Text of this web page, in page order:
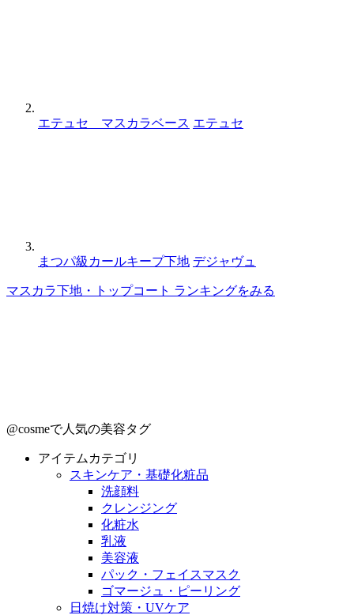
エテュセ マスカラベース エテュセ
まつパ級カールキープ下地 デジャヴュ
マスカラ下地・トップコート ランキングをみる
@cosmeで人気の美容タグ
アイテムカテゴリ
スキンケア・基礎化粧品
洗顔料
クレンジング
化粧水
乳液
美容液
パック・フェイスマスク
ゴマージュ・ピーリング
日焼け対策・UVケア